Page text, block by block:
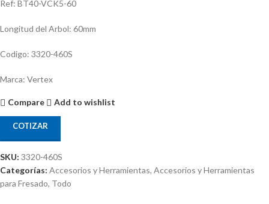
Ref: BT40-VCK5-60
Longitud del Arbol: 60mm
Codigo: 3320-460S
Marca: Vertex
Compare Add to wishlist
COTIZAR
SKU: 3320-460S
Categorías: Accesorios y Herramientas, Accesorios y Herramientas
para Fresado, Todo